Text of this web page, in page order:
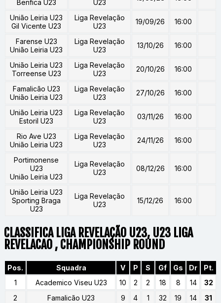
Benfica U23
U23
União Leiria U23
Gil Vicente U23
Liga Revelação
U23
19/09/26 16:00
Farense U23
União Leiria U23
Liga Revelação
U23
13/10/26 16:00
União Leiria U23
Torreense U23
Liga Revelação
U23
20/10/26 16:00
Famalicão U23
União Leiria U23
Liga Revelação
U23
27/10/26 16:00
União Leiria U23
Estoril U23
Liga Revelação
U23
03/11/26 16:00
Rio Ave U23
União Leiria U23
Liga Revelação
U23
24/11/26 16:00
Portimonense
U23
União Leiria U23
Liga Revelação
U23
08/12/26 16:00
União Leiria U23
Sporting Braga
U23
Liga Revelação
U23
15/12/26 16:00
CLASSIFICA LIGA REVELAÇÃO U23, U23 LIGA
REVELACAO , CHAMPIONSHIP ROUND
Pos. Squadra V P S Gf Gs Dr
Pt.
1
Academico Viseu U23 10 2 2 18 8 14
32
2
Famalicão U23 9 4 1 32 19 14
31